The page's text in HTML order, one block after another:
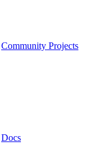
Community Projects
Docs